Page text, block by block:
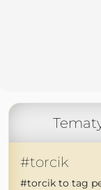
#torcik
#torcik to tag